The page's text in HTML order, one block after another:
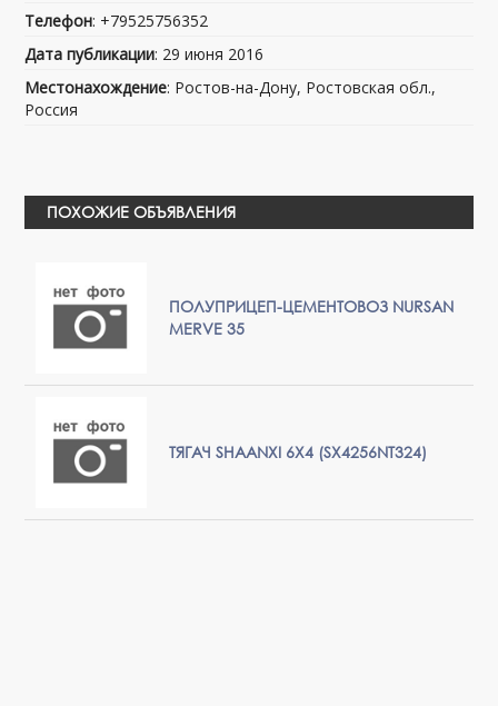
Телефон: +79525756352
Дата публикации: 29 июня 2016
Местонахождение: Ростов-на-Дону, Ростовская обл.,
Россия
ПОХОЖИЕ ОБЪЯВЛЕНИЯ
ПОЛУПРИЦЕП-ЦЕМЕНТОВОЗ NURSAN
MERVE 35
ТЯГАЧ SHAANXI 6Х4 (SX4256NT324)